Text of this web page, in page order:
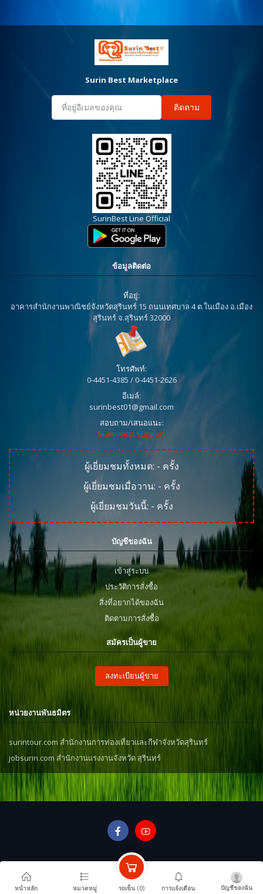
Surin Best Marketplace
ติดตาม
SurinBest Line Official
ข้อมูลติดต่อ
ที่อยู่:
อาคารสำนักงานพาณิชย์จังหวัดสุรินทร์ 15 ถนนเทศบาล 4 ต.ในเมือง อ.เมือง
สุรินทร์ จ.สุรินทร์ 32000
โทรศัพท์:
0-4451-4385 / 0-4451-2626
อีเมล์:
surinbest01@gmail.com
สอบถาม/เสนอแนะ:
Surin best Support
ผู้เยี่ยมชมทั้งหมด: - ครั้ง
ผู้เยี่ยมชมเมื่อวาน: - ครั้ง
ผู้เยี่ยมชมวันนี้: - ครั้ง
บัญชีของฉัน
เข้าสู่ระบบ
ประวัติการสั่งซื้อ
สิ่งที่อยากได้ของฉัน
ติดตามการสั่งซื้อ
สมัครเป็นผู้ขาย
ลงทะเบียนผู้ขาย
หน่วยงานพันธมิตร
surintour.com สำนักงานการท่องเที่ยวและกีฬาจังหวัดสุรินทร์
jobsurin.com สำนักงานแรงงานจังหวัด สุรินทร์
หน้าหลัก หมวดหมู่ รถเข็น (0) การแจ้งเตือน บัญชีของฉัน